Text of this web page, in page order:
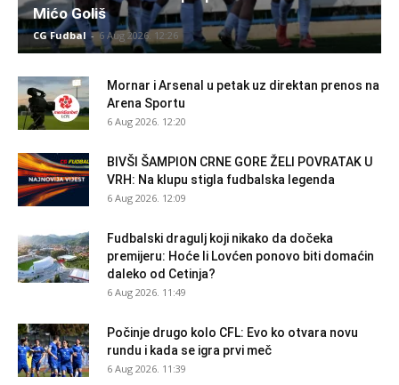
Mićo Goliš
CG Fudbal - 6 Aug 2026. 12:26
Mornar i Arsenal u petak uz direktan prenos na
Arena Sportu
6 Aug 2026. 12:20
BIVŠI ŠAMPION CRNE GORE ŽELI POVRATAK U
VRH: Na klupu stigla fudbalska legenda
6 Aug 2026. 12:09
Fudbalski dragulj koji nikako da dočeka
premijeru: Hoće li Lovćen ponovo biti domaćin
daleko od Cetinja?
6 Aug 2026. 11:49
Počinje drugo kolo CFL: Evo ko otvara novu
rundu i kada se igra prvi meč
6 Aug 2026. 11:39